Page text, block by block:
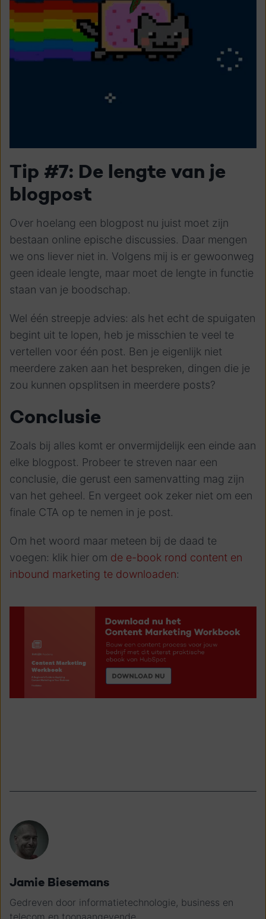
Tip #7: De lengte van je
blogpost
Over hoelang een blogpost nu juist moet zijn
bestaan online epische discussies. Daar mengen
we ons liever niet in. Volgens mij is er gewoonweg
geen ideale lengte, maar moet de lengte in functie
staan van je boodschap.
Wel één streepje advies: als het echt de spuigaten
begint uit te lopen, heb je misschien te veel te
vertellen voor één post. Ben je eigenlijk niet
meerdere zaken aan het bespreken, dingen die je
zou kunnen opsplitsen in meerdere posts?
Conclusie
Zoals bij alles komt er onvermijdelijk een einde aan
elke blogpost. Probeer te streven naar een
conclusie, die gerust een samenvatting mag zijn
van het geheel. En vergeet ook zeker niet om een
finale CTA op te nemen in je post.
Om het woord maar meteen bij de daad te
voegen: klik hier om de e-book rond content en
inbound marketing te downloaden:
Jamie Biesemans
Gedreven door informatietechnologie, business en
telecom en toonaangevende